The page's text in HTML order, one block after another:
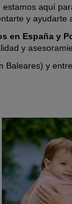
estamos aquí
y ayudarte
en España y
y
Baleares) y